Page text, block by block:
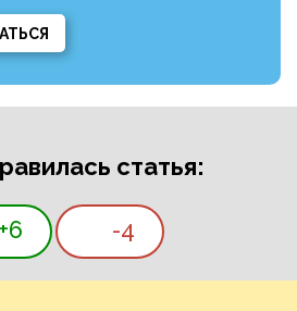
статья:
+6 -4